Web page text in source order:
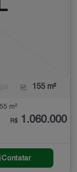
155 m²
m²
R$ 1.060.000
Contatar